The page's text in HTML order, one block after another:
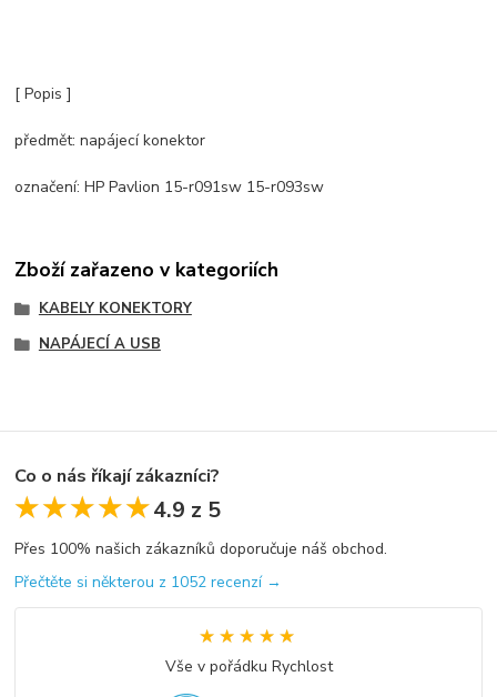
[ Popis ]
předmět: napájecí konektor
označení: HP Pavlion 15-r091sw 15-r093sw
Zboží zařazeno v kategoriích
KABELY KONEKTORY
NAPÁJECÍ A USB
Co o nás říkají zákazníci?
★★★★★
★★★★★4.9 z 5
Přes 100% našich zákazníků doporučuje náš obchod.
Přečtěte si některou z 1052 recenzí →
★★★★★
★★★★★
Vše v pořádku Rychlost